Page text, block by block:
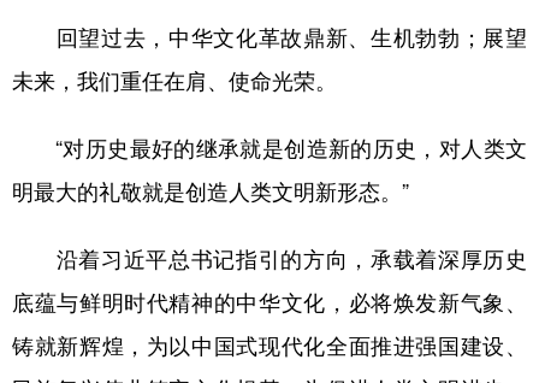
回望过去，中华文化革故鼎新、生机勃勃；展望
未来，我们重任在肩、使命光荣。
“对历史最好的继承就是创造新的历史，对人类文
明最大的礼敬就是创造人类文明新形态。”
沿着习近平总书记指引的方向，承载着深厚历史
底蕴与鲜明时代精神的中华文化，必将焕发新气象、
铸就新辉煌，为以中国式现代化全面推进强国建设、